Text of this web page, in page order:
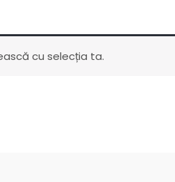
cu selecția ta.